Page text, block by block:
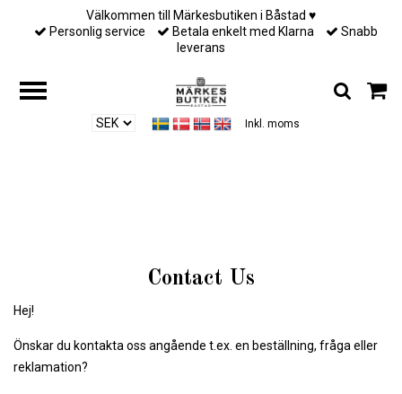
Välkommen till Märkesbutiken i Båstad ♥︎
Personlig service
Betala enkelt med Klarna
Snabb
leverans
Inkl. moms
Contact Us
Hej!
Önskar du kontakta oss angående t.ex. en beställning, fråga eller
reklamation?